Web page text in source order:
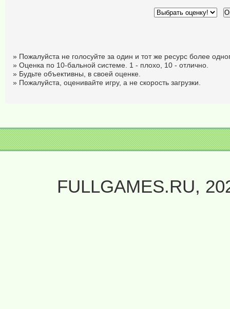
» Пожалуйста не голосуйте за один и тот же ресурс более
» Оценка по 10-бальной системе. 1 - плохо, 10 - отлично.
» Будьте объективны, в своей оценке.
» Пожалуйста, оценивайте игру, а не скорость загрузки.
FULLGAMES.RU,